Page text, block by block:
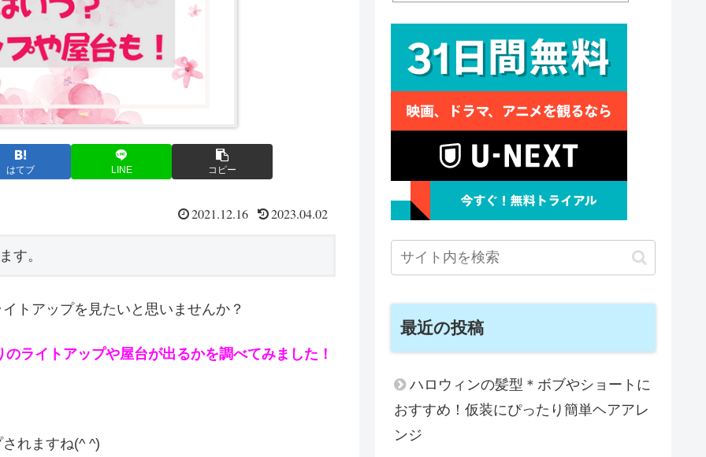
はてブ LINE コピー
2021.12.16 2023.04.02
す。
トアップを見たいと思いませんか？
ライトアップや屋台が出るかを調べてみました！
れますね(^ ^)
最近の投稿
ハロウィンの髪型＊ボブやショートに
おすすめ！仮装にぴったり簡単ヘアアレ
ンジ